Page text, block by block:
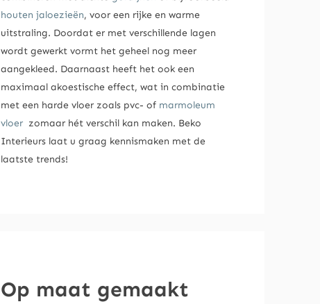
houten jaloezieën, voor een rijke en warme
uitstraling. Doordat er met verschillende lagen
wordt gewerkt vormt het geheel nog meer
aangekleed. Daarnaast heeft het ook een
maximaal akoestische effect, wat in combinatie
met een harde vloer zoals pvc- of marmoleum
vloer zomaar hét verschil kan maken. Beko
Interieurs laat u graag kennismaken met de
laatste trends!
Op maat gemaakt